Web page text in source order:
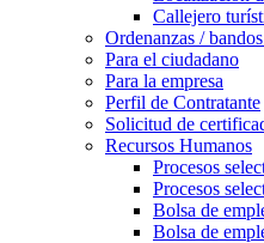
Callejero
Ordenanzas /
Para el ciudadano
Para la empresa
Perfil de Contratante
Solicitud de
Recursos Humanos
Procesos
Procesos
Bolsa de
Bolsa de